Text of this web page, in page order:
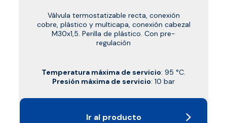
Válvula termostatizable recta, conexión
cobre, plástico y multicapa, conexión cabezal
M30x1,5. Perilla de plástico. Con pre-
regulación
Temperatura máxima de servicio: 95 °C.
Presión máxima de servicio: 10 bar
Ir al producto